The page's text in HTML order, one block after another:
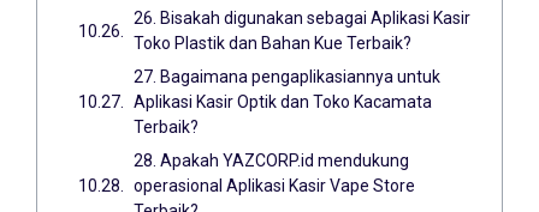
26. Bisakah digunakan sebagai Aplikasi Kasir
Toko Plastik dan Bahan Kue Terbaik?
27. Bagaimana pengaplikasiannya untuk
Aplikasi Kasir Optik dan Toko Kacamata
Terbaik?
28. Apakah YAZCORP.id mendukung
operasional Aplikasi Kasir Vape Store